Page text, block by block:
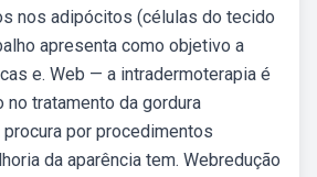
nos adipócitos (células do tecido
apresenta como objetivo a
e. Web — a intradermoterapia é
tratamento da gordura
por procedimentos
da aparência tem. Webredução